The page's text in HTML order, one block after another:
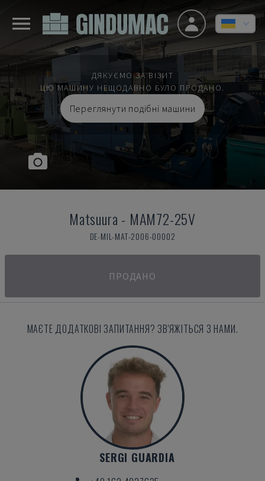
ДЯКУЄМО ЗА ВІЗИТ
ЦЮ МАШИНУ НЕЩОДАВНО БУЛО ПРОДАНО.
Переглянути подібні машини
Matsuura - MAM72-25V
DE-MIL-MAT-2006-00002
ПРОДАНО
МАЄТЕ ДОДАТКОВІ ЗАПИТАННЯ? ЗВ'ЯЖІТЬСЯ З НАМИ.
SERGI GUARDIA